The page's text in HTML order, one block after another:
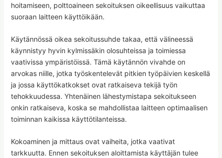
hoitamiseen, polttoaineen sekoituksen oikeellisuus vaikuttaa
suoraan laitteen käyttöikään.
Käytännössä oikea sekoitussuhde takaa, että välineessä
käynnistyy hyvin kylmissäkin olosuhteissa ja toimiessa
vaativissa ympäristöissä. Tämä käytännön vivahde on
arvokas niille, jotka työskentelevät pitkien työpäivien keskellä
ja jossa käyttökatkokset ovat ratkaiseva tekijä työn
tehokkuudessa. Yhtenäinen lähestymistapa sekoitukseen
onkin ratkaiseva, koska se mahdollistaa laitteen optimaalisen
toiminnan kaikissa käyttötilanteissa.
Kokoaminen ja mittaus ovat vaiheita, jotka vaativat
tarkkuutta. Ennen sekoituksen aloittamista käyttäjän tulee